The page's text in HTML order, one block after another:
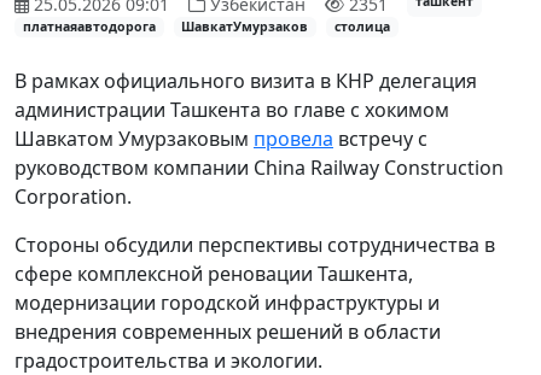
платнаяавтодорога
ШавкатУмурзаков столица
В рамках официального визита в КНР делегация
администрации Ташкента во главе с хокимом
Шавкатом Умурзаковым провела встречу с
руководством компании China Railway Construction
Corporation.
Стороны обсудили перспективы сотрудничества в
сфере комплексной реновации Ташкента,
модернизации городской инфраструктуры и
внедрения современных решений в области
градостроительства и экологии.